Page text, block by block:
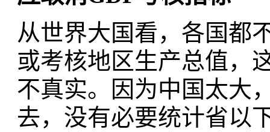
从世界大国看，各国都
或考核地区生产总值，
不真实。因为中国太大
去，没有必要统计省以